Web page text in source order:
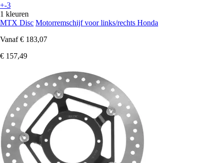
+-3
1 kleuren
MTX Disc Motorremschijf voor links/rechts Honda
Vanaf € 183,07
€ 157,49